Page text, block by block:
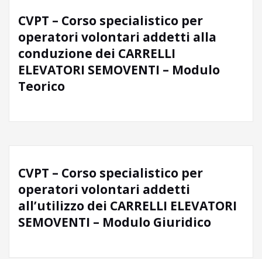
CVPT – Corso specialistico per
operatori volontari addetti alla
conduzione dei CARRELLI
ELEVATORI SEMOVENTI – Modulo
Teorico
CVPT – Corso specialistico per
operatori volontari addetti
all’utilizzo dei CARRELLI ELEVATORI
SEMOVENTI – Modulo Giuridico